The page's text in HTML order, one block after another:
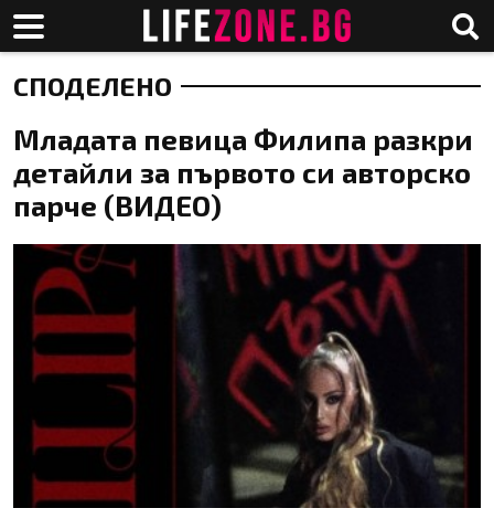
СПОДЕЛЕНО
Младата певица Филипа разкри
детайли за първото си авторско
парче (ВИДЕО)